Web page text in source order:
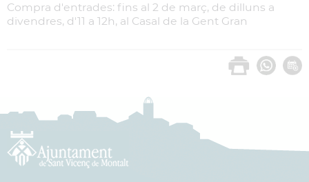
Compra d'entrades: fins al 2 de març, de dilluns a
divendres, d'11 a 12h, al Casal de la Gent Gran